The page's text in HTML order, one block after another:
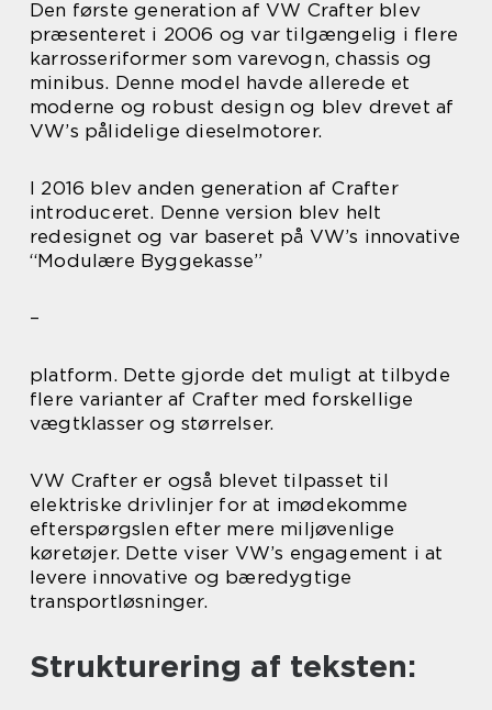
Den første generation af VW Crafter blev
præsenteret i 2006 og var tilgængelig i flere
karrosseriformer som varevogn, chassis og
minibus. Denne model havde allerede et
moderne og robust design og blev drevet af
VW’s pålidelige dieselmotorer.
I 2016 blev anden generation af Crafter
introduceret. Denne version blev helt
redesignet og var baseret på VW’s innovative
“Modulære Byggekasse”
–
platform. Dette gjorde det muligt at tilbyde
flere varianter af Crafter med forskellige
vægtklasser og størrelser.
VW Crafter er også blevet tilpasset til
elektriske drivlinjer for at imødekomme
efterspørgslen efter mere miljøvenlige
køretøjer. Dette viser VW’s engagement i at
levere innovative og bæredygtige
transportløsninger.
Strukturering af teksten: